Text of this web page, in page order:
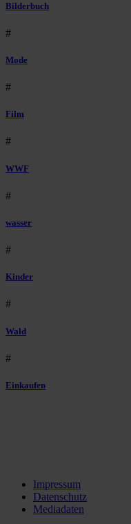
Bilderbuch
#
Mode
#
Film
#
WWF
#
wasser
#
Kinder
#
Wald
#
Einkaufen
Impressum
Datenschutz
Mediadaten